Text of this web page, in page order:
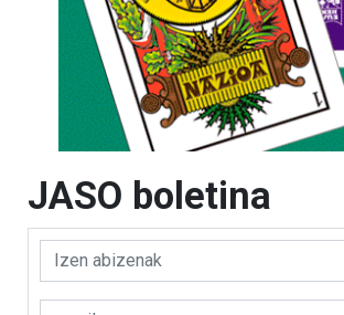
JASO boletina